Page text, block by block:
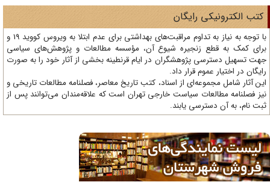
الکترونیکی رایگان
با توجه به نیاز به تداوم مراقبت‌های بهداشتی برای عدم ابتلا به ویروس کووید 19 و
کمک به قطع زنجیره شیوع آن، مؤسسه مطالعات و پژوهش‌های سیاسی
تسهیل دسترسی پژوهشگران در ایام قرنطینه بخشی از آثار خود را به صورت
در اختیار عموم قرار داد.
آثار شامل مجموعه‌ای از اسناد، کتب تاریخ معاصر، فصلنامه‌ مطالعات تاریخی و
فصلنامه مطالعات سیاست خارجی تهران است که علاقه‌مندان می‌توانند پس از
نام، به آن دسترسی یابند.